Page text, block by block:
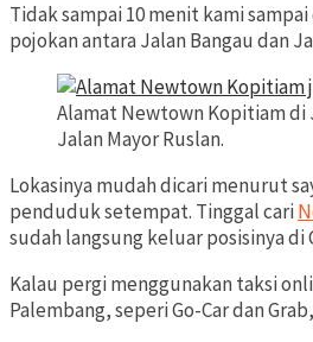
Tidak sampai 10 menit kami
pojokan antara Jalan Bangau dan
Alamat Newtown Kopitiam di
Jalan Mayor Ruslan.
Lokasinya mudah dicari menurut
penduduk setempat. Tinggal cari
sudah langsung keluar posisinya di
Kalau pergi menggunakan taksi
Palembang, seperi Go-Car dan